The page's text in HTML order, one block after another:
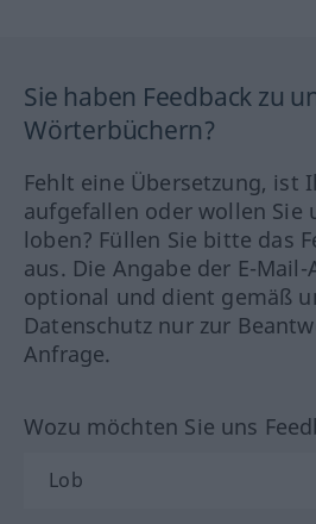
Sie haben Feedback zu
Wörterbüchern?
Fehlt eine Übersetzung, ist
aufgefallen oder wollen Sie
loben? Füllen Sie bitte das
aus. Die Angabe der E-
optional und dient gemäß
Datenschutz nur zur
Anfrage.
Wozu möchten Sie uns